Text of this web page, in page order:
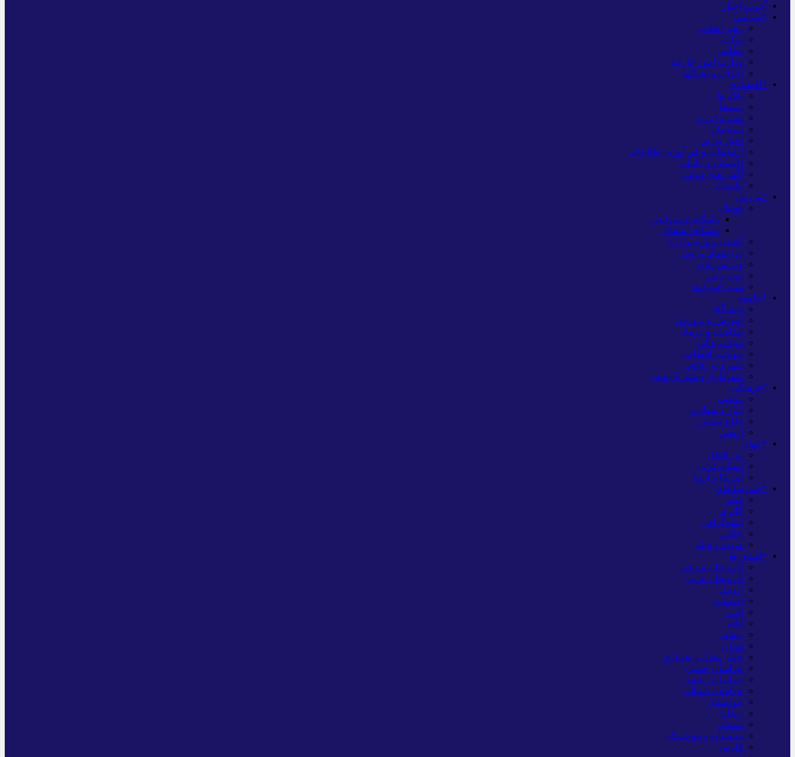
آخرین اخبار
*سیاسی
رهبر انقلاب
دولت
مجلس
وزارت امور خارجه
احزاب و تشکلها
*اقتصادی
بانک ها
بیمه‌ها
نفت و انرژی
استخدام
اخبار بورس
ارتباطات و فن آوری اطلاعات
اقتصاد بین الملل
آگهی های دولتی
تبلیغات
*ورزش
فوتبال
باشگاه پرسپولیس
باشگاه استقلال
کشتی و وزنه‌برداری
ورزشهای رزمی
ورزش زنان
توپ و تور
سایر حوزه ها
*جامعه
دانشگاه
آموزش و پرورش
بهداشت و درمان
سبک زندگی
حوادث، انتظامی
شهری و رفاهی
شهرداری و شورای شهر
*فرهنگی
مذهبی
ایثار و شهادت
دفاع مقدس
اربعین
*جهان
بین الملل
آسیای غربی
آمریکا و اروپا
*چندرسانه‌ای
فیلم
گالری
اینفوگرافی
عکس
صوت و فیلم
*استان ها
آذربایجان شرقی
آذربایجان غربی
اردبیل
اصفهان
البرز
ایلام
بوشهر
تهران
چهار محال و بختیاری
خراسان جنوبی
خراسان رضوی
خراسان شمالی
خوزستان
زنجان
سمنان
سیستان و بلوچستان
فارس